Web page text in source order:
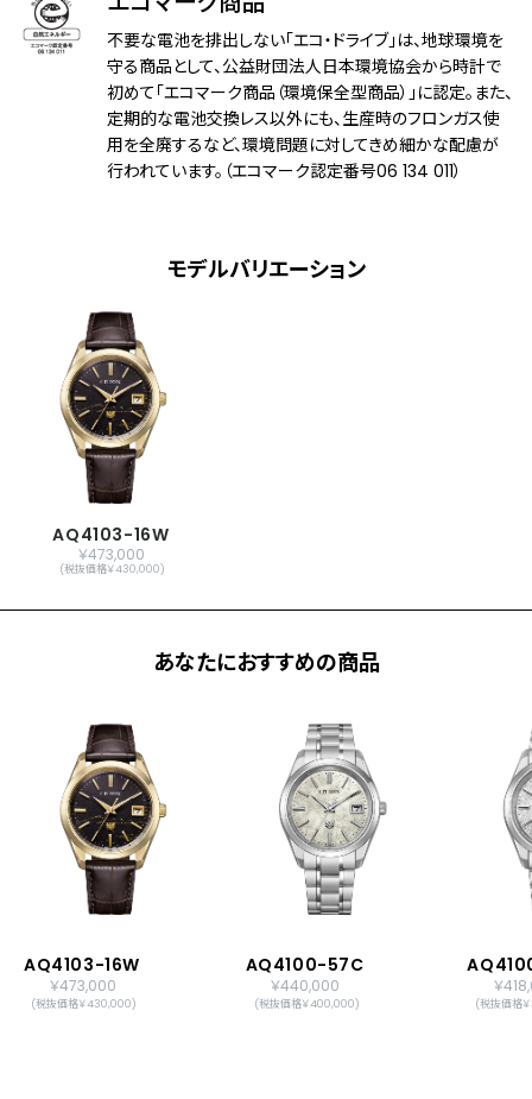
耐磁性能 １種耐磁
デザイン特徴 和紙文字板
充電量表示機能
充電警告機能
過充電防止機能
時)
メーカー保証
間)
不要な電池を排出しない「エコ・ドライブ」は、地球環境を
守る商品として、公益財団法人日本環境協会から時計で
初めて「エコマーク商品（環境保全型商品）」に認定。また、
定期的な電池交換レス以外にも、生産時のフロンガス使
用を全廃するなど、環境問題に対してきめ細かな配慮が
行われています。（エコマーク認定番号06 134 011）
モデルバリエーション
AQ4103-16W
￥473,000
(税抜価格￥430,000)
あなたにおすすめの商品
AQ4103-16W
￥473,000
(税抜価格￥430,000)
AQ4100-57C
￥440,000
(税抜価格￥400,000)
￥
(税抜価格